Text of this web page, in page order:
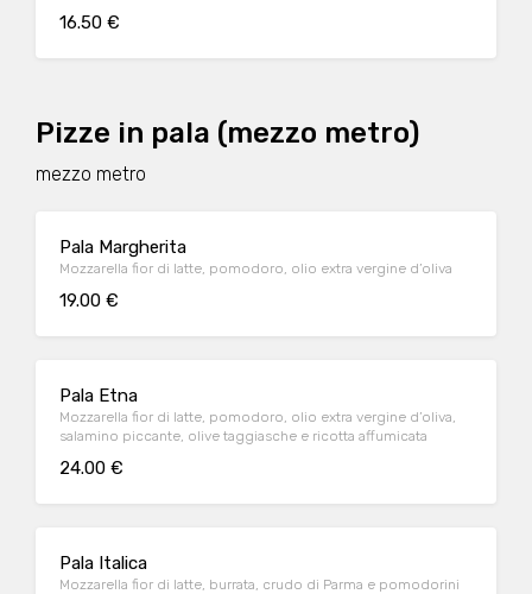
16.50 €
Pizze in pala (mezzo metro)
mezzo metro
Pala Margherita
Mozzarella fior di latte, pomodoro, olio extra vergine d’oliva
19.00 €
Pala Etna
Mozzarella fior di latte, pomodoro, olio extra vergine d’oliva,
salamino piccante, olive taggiasche e ricotta affumicata
24.00 €
Pala Italica
Mozzarella fior di latte, burrata, crudo di Parma e pomodorini